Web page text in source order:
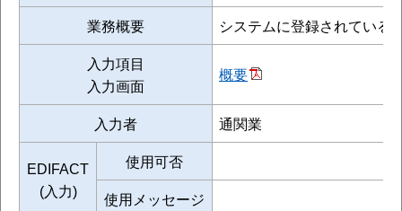
業務概要
システムに登録されている
入力項目
入力画面
概要
入力者 通関業
EDIFACT
(入力)
使用可否
使用メッセージ